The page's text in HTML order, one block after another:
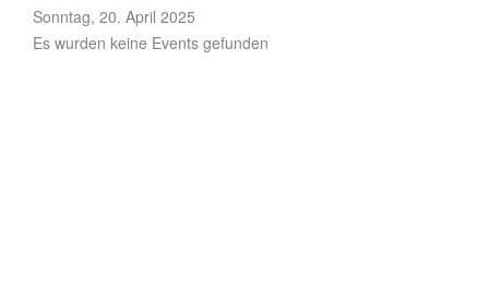
Sonntag, 20. April 2025
Es wurden keine Events gefunden